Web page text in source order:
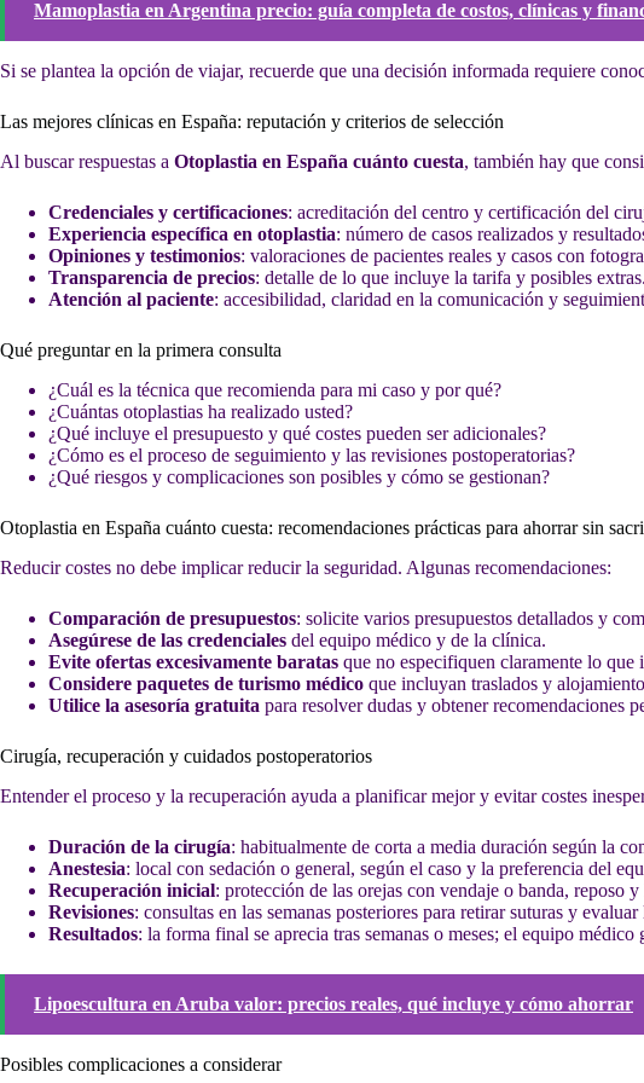
Mamoplastia en Argentina precio: guía completa de costos, clínicas y
Si se plantea la opción de viajar, recuerde que una decisión informada requiere
Las mejores clínicas en España: reputación y criterios de selección
Al buscar respuestas a Otoplastia en España cuánto cuesta, también hay que
Credenciales y certificaciones: acreditación del centro y certificación del
Experiencia específica en otoplastia: número de casos realizados y
Opiniones y testimonios: valoraciones de pacientes reales y casos con
Transparencia de precios: detalle de lo que incluye la tarifa y posibles extras.
Atención al paciente: accesibilidad, claridad en la comunicación y
Qué preguntar en la primera consulta
¿Cuál es la técnica que recomienda para mi caso y por qué?
¿Cuántas otoplastias ha realizado usted?
¿Qué incluye el presupuesto y qué costes pueden ser adicionales?
¿Cómo es el proceso de seguimiento y las revisiones postoperatorias?
¿Qué riesgos y complicaciones son posibles y cómo se gestionan?
Otoplastia en España cuánto cuesta: recomendaciones prácticas para ahorrar sin
Reducir costes no debe implicar reducir la seguridad. Algunas recomendaciones:
Comparación de presupuestos: solicite varios presupuestos detallados y
Asegúrese de las credenciales del equipo médico y de la clínica.
Evite ofertas excesivamente baratas que no especifiquen claramente lo que
Considere paquetes de turismo médico que incluyan traslados y
Utilice la asesoría gratuita para resolver dudas y obtener recomendaciones
Cirugía, recuperación y cuidados postoperatorios
Entender el proceso y la recuperación ayuda a planificar mejor y evitar costes
Duración de la cirugía: habitualmente de corta a media duración según la
Anestesia: local con sedación o general, según el caso y la preferencia del
Recuperación inicial: protección de las orejas con vendaje o banda, reposo
Revisiones: consultas en las semanas posteriores para retirar suturas y
Resultados: la forma final se aprecia tras semanas o meses; el equipo médico
Lipoescultura en Aruba valor: precios reales, qué incluye y cómo ahorrar
Posibles complicaciones a considerar